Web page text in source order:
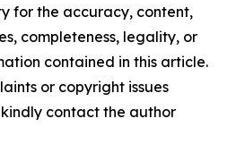
for the accuracy, content,
completeness, legality, or
contained in this article.
or copyright issues
contact the author